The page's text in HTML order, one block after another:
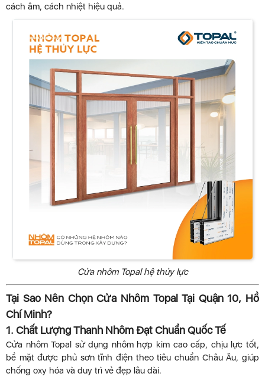
cách âm, cách nhiệt hiệu quả.
Cửa nhôm Topal hệ thủy lực
Tại Sao Nên Chọn Cửa Nhôm Topal Tại Quận 10, Hồ
Chí Minh?
1. Chất Lượng Thanh Nhôm Đạt Chuẩn Quốc Tế
Cửa nhôm Topal sử dụng nhôm hợp kim cao cấp, chịu lực tốt,
bề mặt được phủ sơn tĩnh điện theo tiêu chuẩn Châu Âu, giúp
chống oxy hóa và duy trì vẻ đẹp lâu dài.